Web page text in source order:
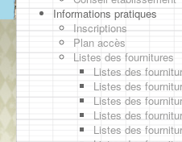
Informations pratiques
Inscriptions
Plan accès
Listes des fournitures
Listes des
Listes des
Listes des
Listes des
Listes des